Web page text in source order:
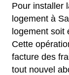
Pour installer
logement à
logement soit
Cette
facture des
tout nouvel